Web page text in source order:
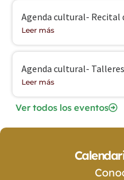
Agenda cultural- Recital
Leer más
Agenda cultural- Talleres
Leer más
Ver todos los eventos